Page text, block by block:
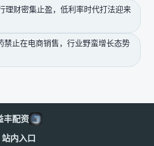
理财密集止盈，低利率时代打法迎来
禁止在电商销售，行业野蛮增长态势
丰配资
站内入口